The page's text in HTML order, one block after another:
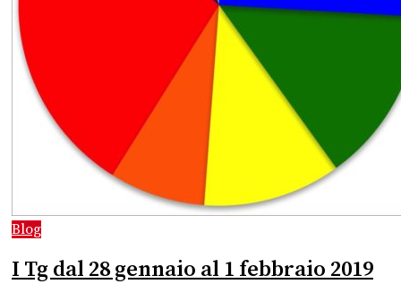
Blog
I Tg dal 28 gennaio al 1 febbraio 2019